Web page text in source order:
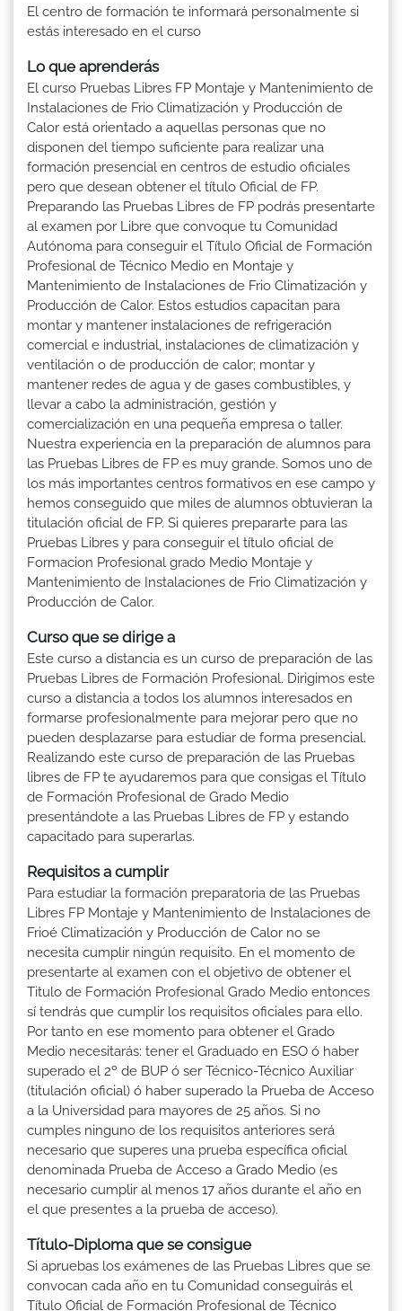
El centro de formación te informará personalmente si
estás interesado en el curso
Lo que aprenderás
El curso Pruebas Libres FP Montaje y Mantenimiento de
Instalaciones de Frio Climatización y Producción de
Calor está orientado a aquellas personas que no
disponen del tiempo suficiente para realizar una
formación presencial en centros de estudio oficiales
pero que desean obtener el título Oficial de FP.
Preparando las Pruebas Libres de FP podrás presentarte
al examen por Libre que convoque tu Comunidad
Autónoma para conseguir el Título Oficial de Formación
Profesional de Técnico Medio en Montaje y
Mantenimiento de Instalaciones de Frio Climatización y
Producción de Calor. Estos estudios capacitan para
montar y mantener instalaciones de refrigeración
comercial e industrial, instalaciones de climatización y
ventilación o de producción de calor; montar y
mantener redes de agua y de gases combustibles, y
llevar a cabo la administración, gestión y
comercialización en una pequeña empresa o taller.
Nuestra experiencia en la preparación de alumnos para
las Pruebas Libres de FP es muy grande. Somos uno de
los más importantes centros formativos en ese campo y
hemos conseguido que miles de alumnos obtuvieran la
titulación oficial de FP. Si quieres prepararte para las
Pruebas Libres y para conseguir el título oficial de
Formacion Profesional grado Medio Montaje y
Mantenimiento de Instalaciones de Frio Climatización y
Producción de Calor.
Curso que se dirige a
Este curso a distancia es un curso de preparación de las
Pruebas Libres de Formación Profesional. Dirigimos este
curso a distancia a todos los alumnos interesados en
formarse profesionalmente para mejorar pero que no
pueden desplazarse para estudiar de forma presencial.
Realizando este curso de preparación de las Pruebas
libres de FP te ayudaremos para que consigas el Título
de Formación Profesional de Grado Medio
presentándote a las Pruebas Libres de FP y estando
capacitado para superarlas.
Requisitos a cumplir
Para estudiar la formación preparatoria de las Pruebas
Libres FP Montaje y Mantenimiento de Instalaciones de
Frioé Climatización y Producción de Calor no se
necesita cumplir ningún requisito. En el momento de
presentarte al examen con el objetivo de obtener el
Titulo de Formación Profesional Grado Medio entonces
sí tendrás que cumplir los requisitos oficiales para ello.
Por tanto en ese momento para obtener el Grado
Medio necesitarás: tener el Graduado en ESO ó haber
superado el 2º de BUP ó ser Técnico-Técnico Auxiliar
(titulación oficial) ó haber superado la Prueba de Acceso
a la Universidad para mayores de 25 años. Si no
cumples ninguno de los requisitos anteriores será
necesario que superes una prueba específica oficial
denominada Prueba de Acceso a Grado Medio (es
necesario cumplir al menos 17 años durante el año en
el que presentes a la prueba de acceso).
Título-Diploma que se consigue
Si apruebas los exámenes de las Pruebas Libres que se
convocan cada año en tu Comunidad conseguirás el
Título Oficial de Formación Profesional de Técnico